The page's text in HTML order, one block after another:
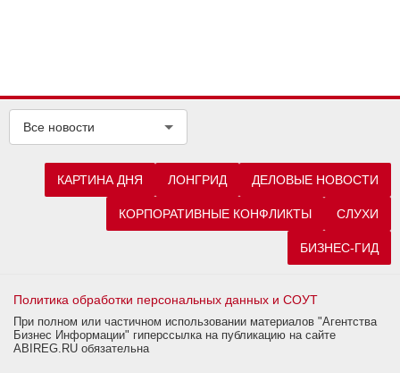
Все новости
КАРТИНА ДНЯ ЛОНГРИД ДЕЛОВЫЕ НОВОСТИ
КОРПОРАТИВНЫЕ КОНФЛИКТЫ СЛУХИ
БИЗНЕС-ГИД
Политика обработки персональных данных и СОУТ
При полном или частичном использовании материалов "Агентства
Бизнес Информации" гиперссылка на публикацию на сайте
ABIREG.RU обязательна